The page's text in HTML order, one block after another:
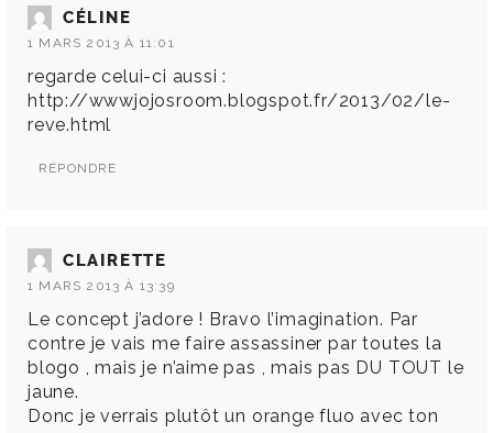
CÉLINE
1 MARS 2013 À 11:01
regarde celui-ci aussi :
http://wwwjojosroom.blogspot.fr/2013/02/le-
reve.html
RÉPONDRE
CLAIRETTE
1 MARS 2013 À 13:39
Le concept j’adore ! Bravo l’imagination. Par
contre je vais me faire assassiner par toutes la
blogo , mais je n’aime pas , mais pas DU TOUT le
jaune.
Donc je verrais plutôt un orange fluo avec ton